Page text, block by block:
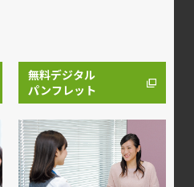
無料デジタル
パンフレット